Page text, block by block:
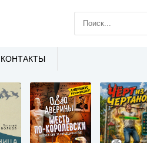
КОНТАКТЫ